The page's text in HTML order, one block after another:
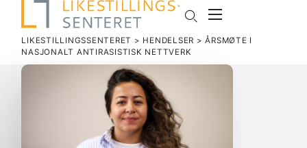
LIKESTILLINGSSENTERET > HENDELSER >ÅRSMØTE I
NASJONALT ANTI­RA­SISTISK NETTVERK